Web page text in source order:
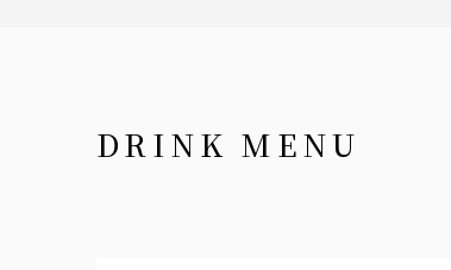
DRINK MENU